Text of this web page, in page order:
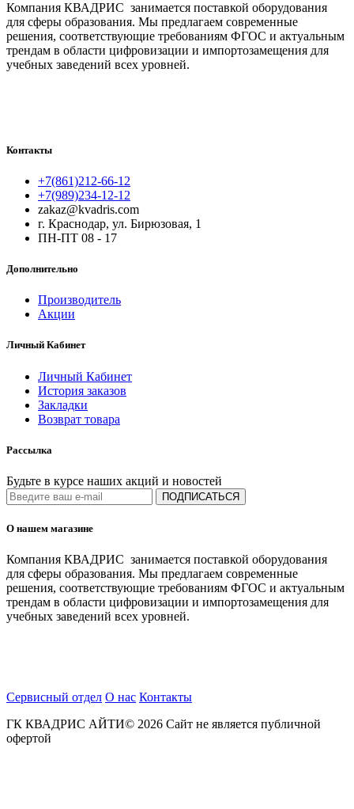
Компания КВАДРИС занимается поставкой оборудования
для сферы образования. Мы предлагаем современные
решения, соответствующие требованиям ФГОС и актуальным
трендам в области цифровизации и импортозамещения для
учебных заведений всех уровней.
Контакты
+7(861)212-66-12
+7(989)234-12-12
zakaz@kvadris.com
г. Краснодар, ул. Бирюзовая, 1
ПН-ПТ 08 - 17
Дополнительно
Производитель
Акции
Личный Кабинет
Личный Кабинет
История заказов
Закладки
Возврат товара
Рассылка
Будьте в курсе наших акций и новостей
ПОДПИСАТЬСЯ
О нашем магазине
Компания КВАДРИС занимается поставкой оборудования
для сферы образования. Мы предлагаем современные
решения, соответствующие требованиям ФГОС и актуальным
трендам в области цифровизации и импортозамещения для
учебных заведений всех уровней.
Сервисный отдел О нас Контакты
ГК КВАДРИС АЙТИ© 2026 Сайт не является публичной
офертой